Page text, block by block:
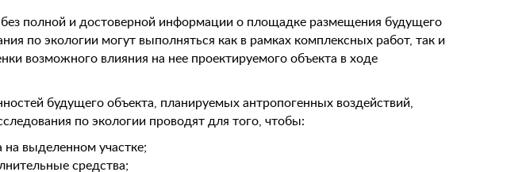
полной и достоверной информации о площадке размещения будущего
по экологии могут выполняться как в рамках комплексных работ, так и
возможного влияния на нее проектируемого объекта в ходе
будущего объекта, планируемых антропогенных воздействий,
по экологии проводят для того, чтобы:
на выделенном участке;
средства;